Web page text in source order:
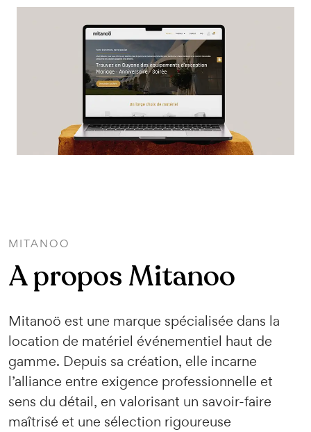
MITANOO
A propos Mitanoo
Mitanoö est une marque spécialisée dans la
location de matériel événementiel haut de
gamme. Depuis sa création, elle incarne
l’alliance entre exigence professionnelle et
sens du détail, en valorisant un savoir-faire
maîtrisé et une sélection rigoureuse